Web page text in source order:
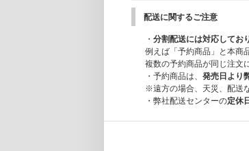
配送に関するご注意
・ 分割配送には対応してお
例えば「予約商品」と本商
複数の予約商品が同じ注文
・予約商品は、 発売日より
※遠方の場合、天災、配送
・弊社配送センターの定休